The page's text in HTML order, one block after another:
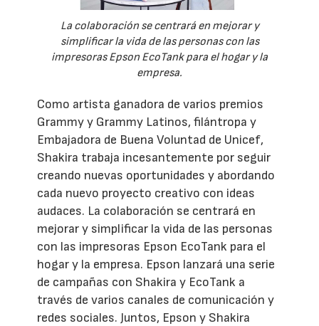
La colaboración se centrará en mejorar y
simplificar la vida de las personas con las
impresoras Epson EcoTank para el hogar y la
empresa.
Como artista ganadora de varios premios
Grammy y Grammy Latinos, filántropa y
Embajadora de Buena Voluntad de Unicef,
Shakira trabaja incesantemente por seguir
creando nuevas oportunidades y abordando
cada nuevo proyecto creativo con ideas
audaces. La colaboración se centrará en
mejorar y simplificar la vida de las personas
con las impresoras Epson EcoTank para el
hogar y la empresa. Epson lanzará una serie
de campañas con Shakira y EcoTank a
través de varios canales de comunicación y
redes sociales. Juntos, Epson y Shakira